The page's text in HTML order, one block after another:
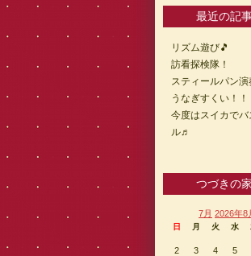
最近の記
リズム遊び🎵
訪看探検隊！
スティールパン演
うなぎすくい！！
今度はスイカで
ル♬
つづきの
7月 2026年8
日 月 火 水
2
3 4 5